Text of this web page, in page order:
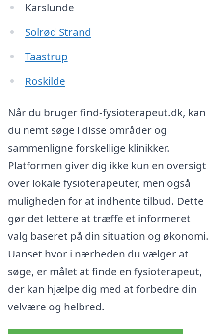
Karslunde
Solrød Strand
Taastrup
Roskilde
Når du bruger find-fysioterapeut.dk, kan
du nemt søge i disse områder og
sammenligne forskellige klinikker.
Platformen giver dig ikke kun en oversigt
over lokale fysioterapeuter, men også
muligheden for at indhente tilbud. Dette
gør det lettere at træffe et informeret
valg baseret på din situation og økonomi.
Uanset hvor i nærheden du vælger at
søge, er målet at finde en fysioterapeut,
der kan hjælpe dig med at forbedre din
velvære og helbred.